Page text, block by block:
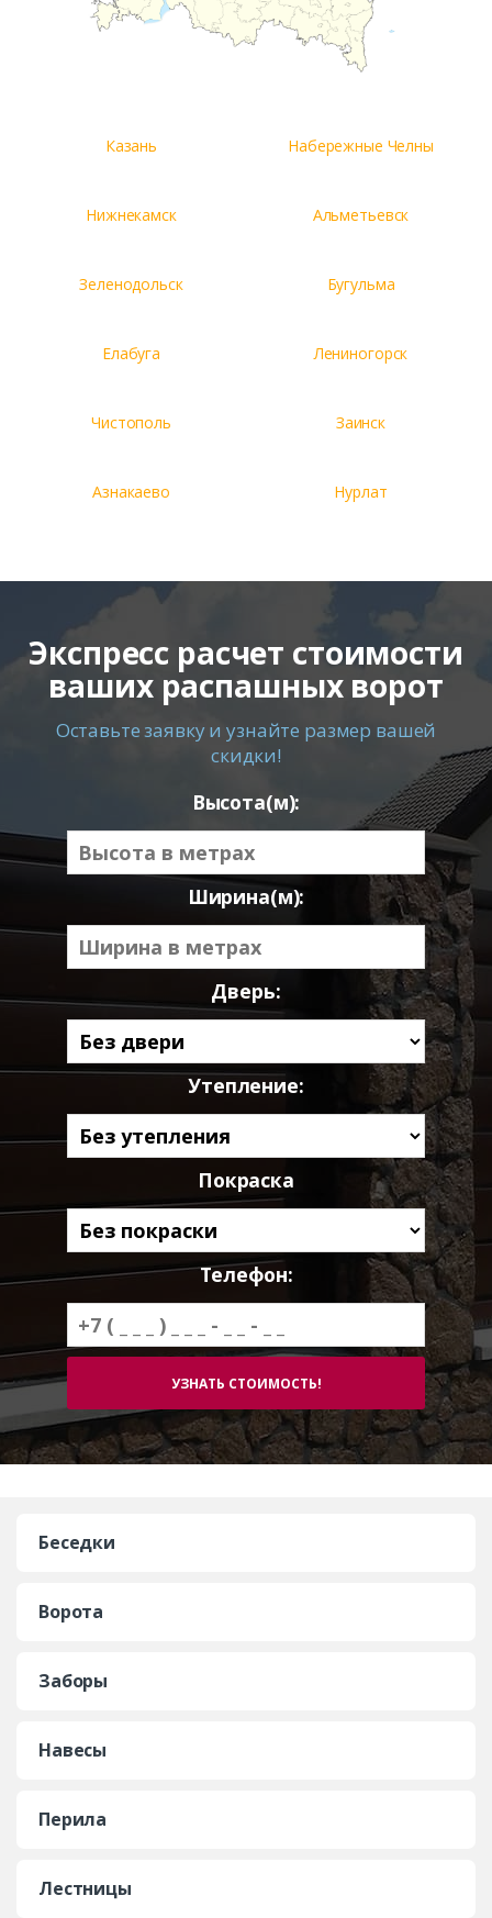
Казань Набережные Челны
Нижнекамск Альметьевск
Зеленодольск Бугульма
Елабуга Лениногорск
Чистополь Заинск
Азнакаево Нурлат
Экспресс расчет стоимости
ваших распашных ворот
Оставьте заявку и узнайте размер вашей
скидки!
Высота(м):
Ширина(м):
Дверь:
Утепление:
Покраска
Телефон:
Беседки
Ворота
Заборы
Навесы
Перила
Лестницы